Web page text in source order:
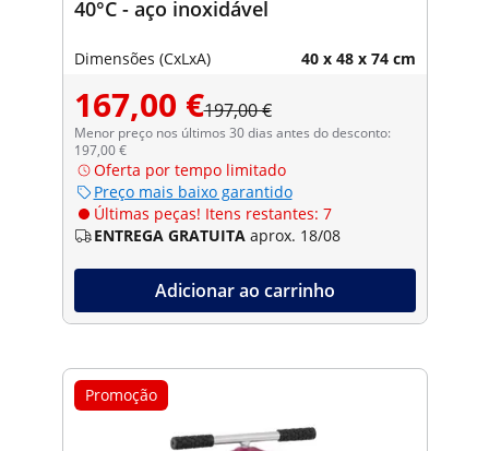
40°C - aço inoxidável
Dimensões (CxLxA) 40 x 48 x 74 cm
167,00 €197,00 €
Menor preço nos últimos 30 dias antes do desconto:
197,00 €
Oferta por tempo limitado
Preço mais baixo garantido
Últimas peças! Itens restantes: 7
ENTREGA GRATUITA aprox. 18/08
Adicionar ao carrinho
Promoção